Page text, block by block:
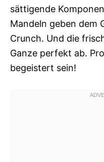
sättigende
Mandeln geben dem
Crunch. Und die
Ganze perfekt ab.
begeistert sein!